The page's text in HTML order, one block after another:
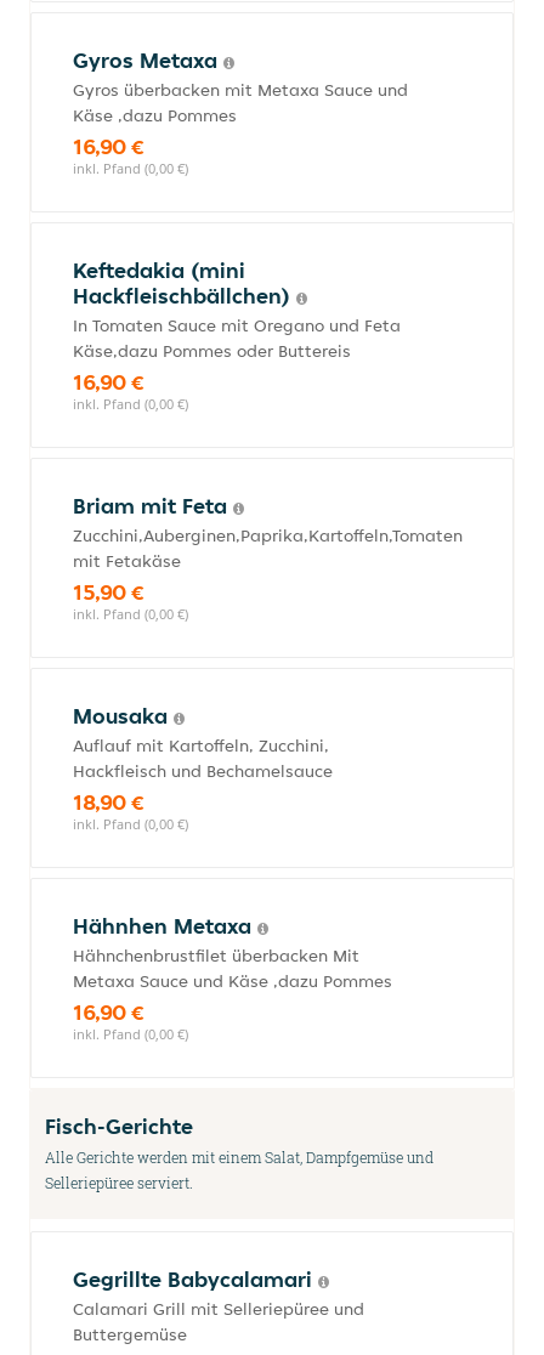
Gyros Metaxa
Gyros überbacken mit Metaxa Sauce und
Käse ,dazu Pommes
16,90 €
inkl. Pfand (0,00 €)
Keftedakia (mini
Hackfleischbällchen)
In Tomaten Sauce mit Oregano und Feta
Käse,dazu Pommes oder Buttereis
16,90 €
inkl. Pfand (0,00 €)
Briam mit Feta
Zucchini,Auberginen,Paprika,Kartoffeln,Tomaten
mit Fetakäse
15,90 €
inkl. Pfand (0,00 €)
Mousaka
Auflauf mit Kartoffeln, Zucchini,
Hackfleisch und Bechamelsauce
18,90 €
inkl. Pfand (0,00 €)
Hähnhen Metaxa
Hähnchenbrustfilet überbacken Mit
Metaxa Sauce und Käse ,dazu Pommes
16,90 €
inkl. Pfand (0,00 €)
Fisch-Gerichte
Alle Gerichte werden mit einem Salat, Dampfgemüse und
Selleriepüree serviert.
Gegrillte Babycalamari
Calamari Grill mit Selleriepüree und
Buttergemüse